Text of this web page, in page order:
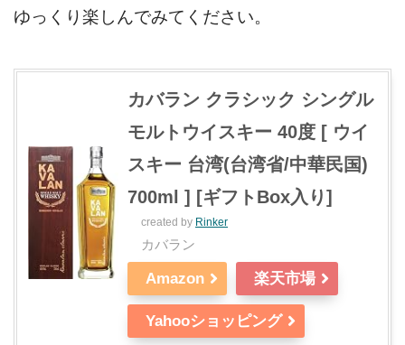
ゆっくり楽しんでみてください。
カバラン クラシック シングル
モルトウイスキー 40度 [ ウイ
スキー 台湾(台湾省/中華民国)
700ml ] [ギフトBox入り]
created by Rinker
カバラン
Amazon 楽天市場
Yahooショッピング